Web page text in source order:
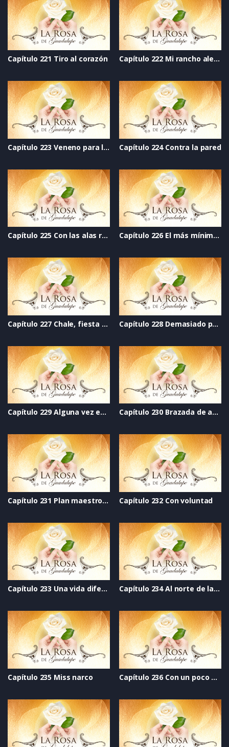
Capítulo 221 Tiro al corazón Capítulo 222 Mi rancho alegre_com
Capítulo 223 Veneno para las hadas Capítulo 224 Contra la pared
Capítulo 225 Con las alas rotas Capítulo 226 El más mínimo error
Capítulo 227 Chale, fiesta de quince años Capítulo 228 Demasiado pronto
Capítulo 229 Alguna vez estaremos en las estrellas Capítulo 230 Brazada de amor
Capítulo 231 Plan maestro para hijos en vacaciones Capítulo 232 Con voluntad
Capítulo 233 Una vida diferente Capítulo 234 Al norte de la esperanza
Capítulo 235 Miss narco Capítulo 236 Con un poco de atención